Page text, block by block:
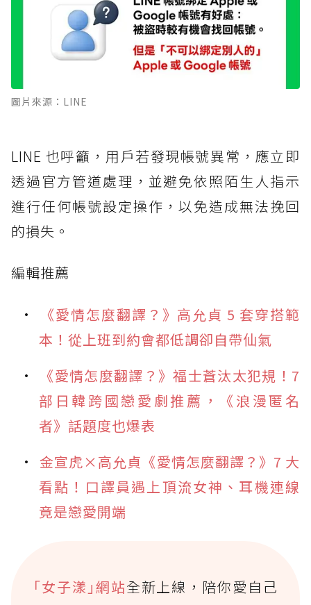
圖片來源：LINE
LINE 也呼籲，用戶若發現帳號異常，應立即
透過官方管道處理，並避免依照陌生人指示
進行任何帳號設定操作，以免造成無法挽回
的損失。
編輯推薦
《愛情怎麼翻譯？》高允貞 5 套穿搭範
本！從上班到約會都低調卻自帶仙氣
《愛情怎麼翻譯？》福士蒼汰太犯規！7
部日韓跨國戀愛劇推薦，《浪漫匿名
者》話題度也爆表
金宣虎×高允貞《愛情怎麼翻譯？》7 大
看點！口譯員遇上頂流女神、耳機連線
竟是戀愛開端
｢女子漾｣網站全新上線，陪你愛自己